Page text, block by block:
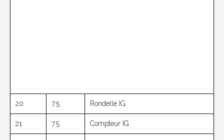
20 7.5 Rondelle IG
21 7.5 Compteur IG